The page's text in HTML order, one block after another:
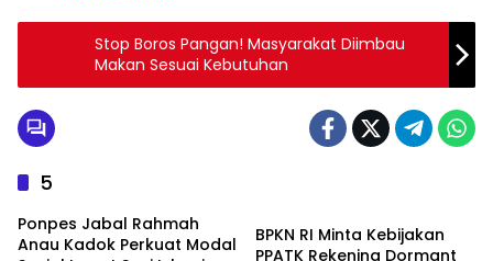
Stop Boros Pangan! Masyarakat Diimbau
Makan Sesuai Kebutuhan
5
Ponpes Jabal Rahmah
Anau Kadok Perkuat Modal
BPKN RI Minta Kebijakan
PPATK Rekening Dormant